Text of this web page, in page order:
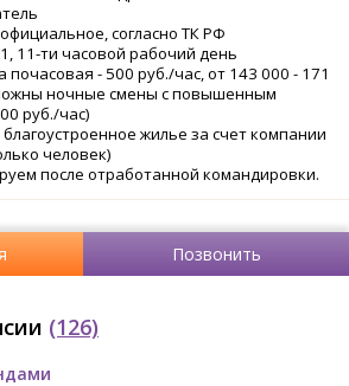
согласно ТК РФ
11-ти часовой рабочий день
почасовая - 500 руб./час, от 143 000 - 171
ночные смены с повышенным
руб./час)
жилье за счет компании
человек)
после отработанной командировки.
Позвонить
(126)